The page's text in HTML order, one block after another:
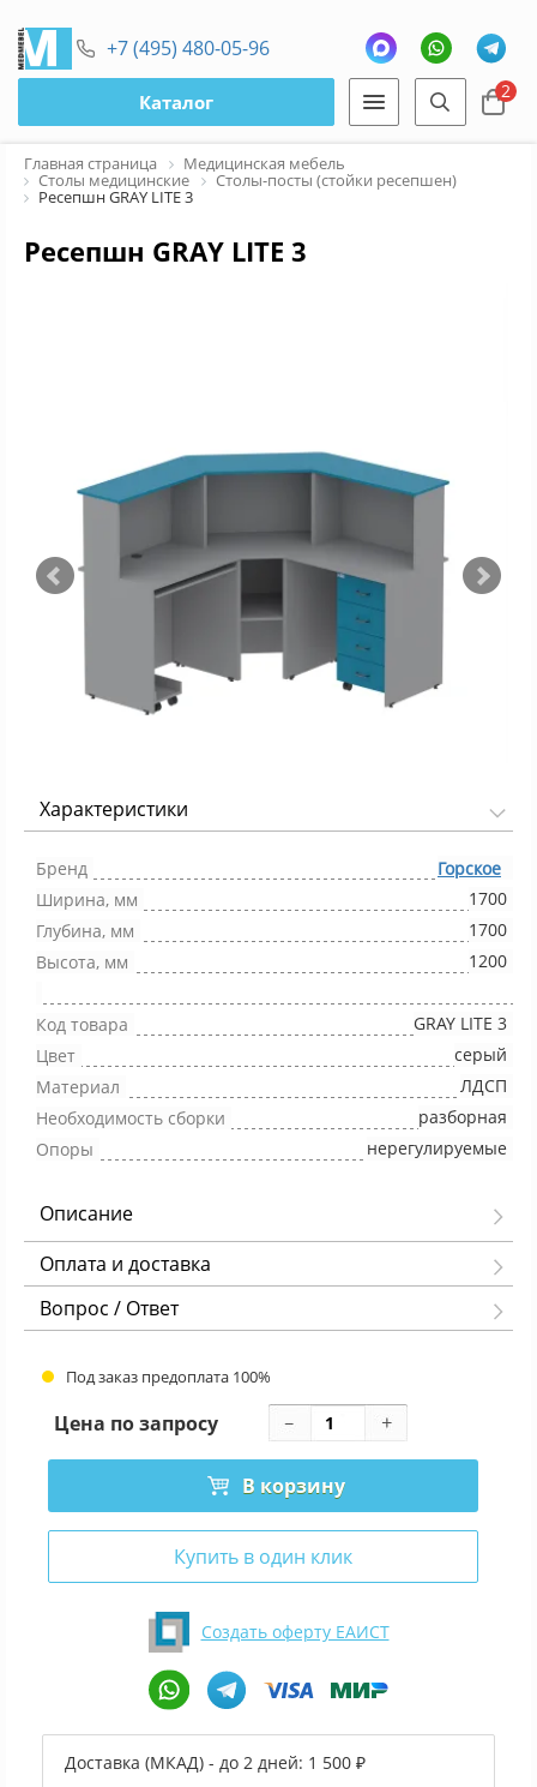
+7 (495) 480-05-96
Каталог 2
Главная страница Медицинская мебель
Столы медицинские Столы-посты (стойки ресепшен)
Ресепшн GRAY LITE 3
Ресепшн GRAY LITE 3
Характеристики
Бренд
Горское
Ширина, мм
1700
Глубина, мм
1700
Высота, мм
1200
Код товара
GRAY LITE 3
Цвет
серый
Материал
ЛДСП
Необходимость сборки
разборная
Опоры
нерегулируемые
Описание
Оплата и доставка
Вопрос / Ответ
Под заказ предоплата 100%
Цена по запросу
В корзину
Купить в один клик
Создать оферту ЕАИСТ
Доставка (МКАД) - до 2 дней: 1 500 ₽